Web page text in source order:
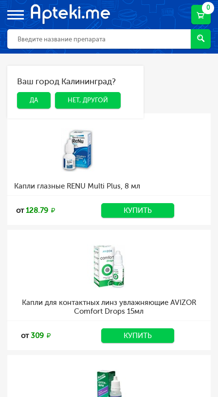
0
ДА НЕТ, ДРУГОЙ
Ваш город Калининград?
ДА НЕТ, ДРУГОЙ
Главная Каталог Линзы
Линзы
Капли глазные RENU Multi Plus, 8 мл
от128.79 КУПИТЬ
Капли для контактных линз увлажняющие AVIZOR
Comfort Drops 15мл
от309 КУПИТЬ